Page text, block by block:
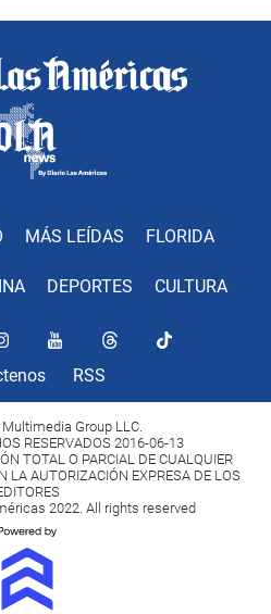
MÁS LEÍDAS FLORIDA
DEPORTES CULTURA
RSS
Group LLC.
RESERVADOS 2016-06-13
TOTAL O PARCIAL DE CUALQUIER
LA AUTORIZACIÓN EXPRESA DE LOS
2022. All rights reserved